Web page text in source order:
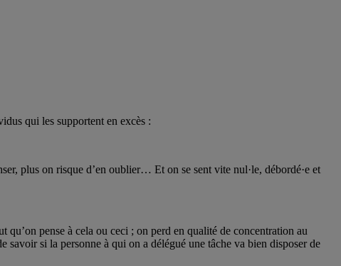
qui les supportent en excès :
plus on risque d’en oublier… Et on se sent vite nul·le, débordé·e et
qu’on pense à cela ou ceci ; on perd en qualité de concentration au
savoir si la personne à qui on a délégué une tâche va bien disposer de